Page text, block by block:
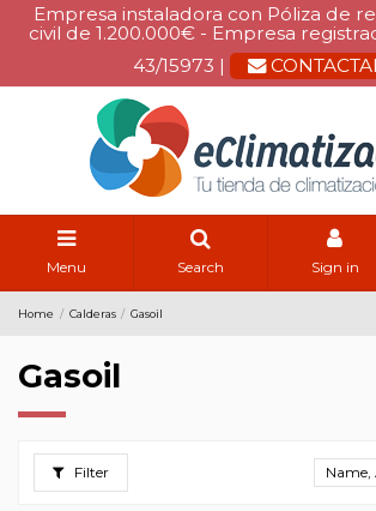
Empresa instaladora con Póliza de
civil de 1.200.000€ - Empresa
43/15973 |
Menu Search Sign in
Home Calderas Gasoil
Gasoil
Filter Name,